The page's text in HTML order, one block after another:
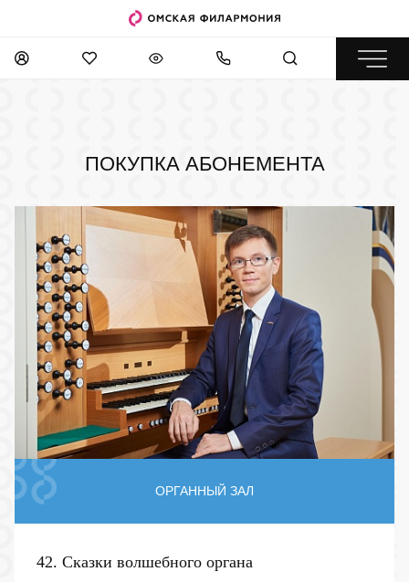
ПОКУПКА АБОНЕМЕНТА
ОРГАННЫЙ ЗАЛ
42. Сказки волшебного органа